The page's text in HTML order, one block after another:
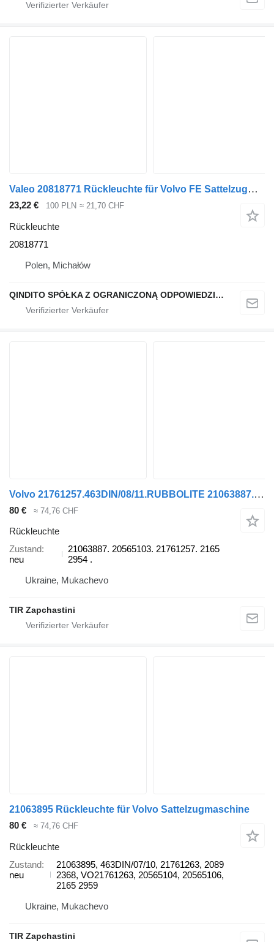
Valeo 20818771 Rückleuchte für Volvo FE Sattelzugmaschine
23,22 € 100 PLN ≈ 21,70 CHF
Rückleuchte
20818771
Polen, Michałów
QINDITO SPÓŁKA Z OGRANICZONĄ ODPOWIEDZIALNOŚCIĄ
Volvo 21761257.463DIN/08/11.RUBBOLITE 21063887. 20565103. 21761257. 2165 Rückleuchte für Volvo Sattelzugmaschine
80 € ≈ 74,76 CHF
Rückleuchte
Zustand
neu
21063887. 20565103. 21761257. 2165
2954 .
Ukraine, Mukachevo
TIR Zapchastini
21063895 Rückleuchte für Volvo Sattelzugmaschine
80 €
≈ 74,76 CHF
Rückleuchte
Zustand
neu
21063895, 463DIN/07/10, 21761263, 2089
2368, VO21761263, 20565104, 20565106,
2165 2959
Ukraine, Mukachevo
TIR Zapchastini